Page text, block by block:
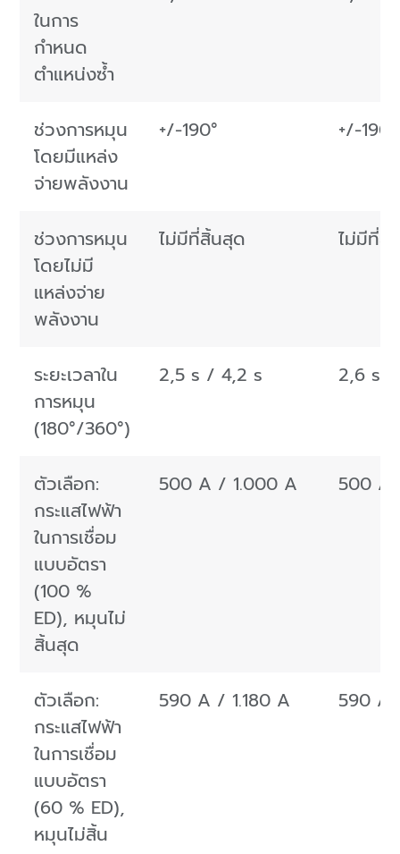
ในการ
กำหนด
ตำแหน่งซ้ำ
ช่วงการหมุน
โดยมีแหล่ง
จ่ายพลังงาน
+/-190° +/-190°
ช่วงการหมุน
โดยไม่มี
แหล่งจ่าย
พลังงาน
ไม่มีที่สิ้นสุด ไม่มีที่สิ้
ระยะเวลาใน
การหมุน
(180°/360°)
2,5 s / 4,2 s 2,6 s /
ตัวเลือก:
กระแสไฟฟ้า
ในการเชื่อม
แบบอัตรา
(100 %
ED), หมุนไม่
สิ้นสุด
500 A / 1.000 A 500
ตัวเลือก:
กระแสไฟฟ้า
ในการเชื่อม
แบบอัตรา
(60 % ED),
หมุนไม่สิ้น
590 A / 1.180 A 590 A